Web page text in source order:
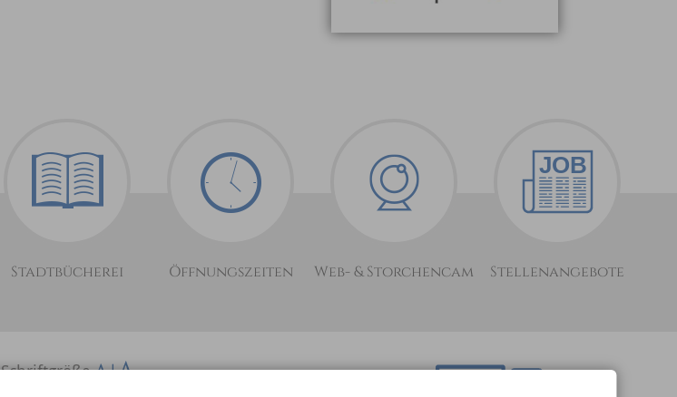
Stadtbücherei Öffnungszeiten Web- & Storchencam Stellenangebote
Schriftgröße